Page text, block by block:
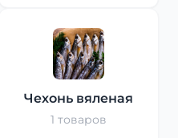
Чехонь вяленая
1 товаров